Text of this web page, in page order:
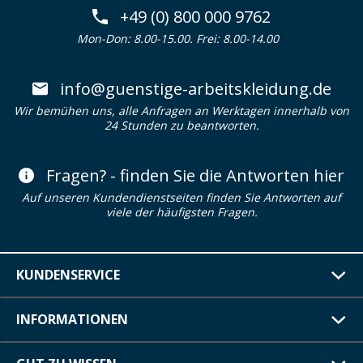
+49 (0) 800 000 9762
Mon-Don: 8.00-15.00. Frei: 8.00-14.00
info@guenstige-arbeitskleidung.de
Wir bemühen uns, alle Anfragen an Werktagen innerhalb von
24 Stunden zu beantworten.
Fragen? - finden Sie die Antworten hier
Auf unseren Kundendienstseiten finden Sie Antworten auf
viele der häufigsten Fragen.
KUNDENSERVICE
INFORMATIONEN